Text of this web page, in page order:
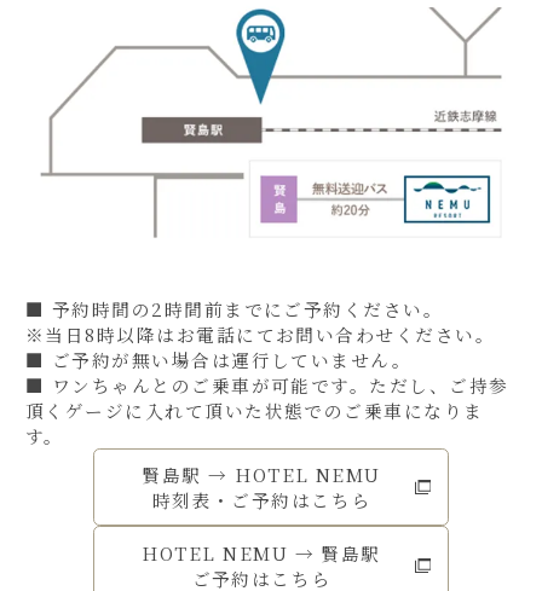
■ 予約時間の2時間前までにご予約ください。
※当日8時以降はお電話にてお問い合わせください。
■ ご予約が無い場合は運行していません。
■ ワンちゃんとのご乗車が可能です。ただし、ご持参
頂くゲージに入れて頂いた状態でのご乗車になりま
す。
賢島駅 → HOTEL NEMU
時刻表・ご予約はこちら
HOTEL NEMU → 賢島駅
ご予約はこちら